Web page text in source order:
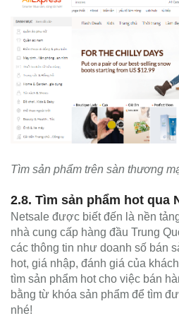
Tìm sản phẩm trên sàn thương
2.8. Tìm sản phẩm hot qua
Netsale được biết đến là nền
nhà cung cấp hàng đầu Trung
các thông tin như doanh số bán
hot, giá nhập, đánh giá của
tìm sản phẩm hot cho việc bán
bằng từ khóa sản phẩm để tìm
nhé!